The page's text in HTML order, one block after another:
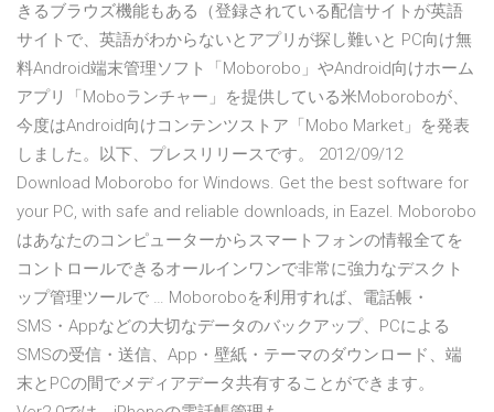
きるブラウズ機能もある（登録されている配信サイトが英語
サイトで、英語がわからないとアプリが探し難いと PC向け無
料Android端末管理ソフト「Moborobo」やAndroid向けホーム
アプリ「Moboランチャー」を提供している米Moboroboが、
今度はAndroid向けコンテンツストア「Mobo Market」を発表
しました。以下、プレスリリースです。 2012/09/12
Download Moborobo for Windows. Get the best software for
your PC, with safe and reliable downloads, in Eazel. Moborobo
はあなたのコンピューターからスマートフォンの情報全てを
コントロールできるオールインワンで非常に強力なデスクト
ップ管理ツールで … Moboroboを利用すれば、電話帳・
SMS・Appなどの大切なデータのバックアップ、PCによる
SMSの受信・送信、App・壁紙・テーマのダウンロード、端
末とPCの間でメディアデータ共有することができます。